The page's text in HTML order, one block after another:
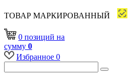
ТОВАР МАРКИРОВАННЫЙ
0 позиций на
сумму 0
Избранное 0